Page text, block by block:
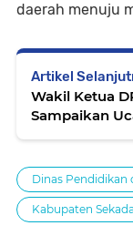
daerah menuju
Artikel
Wakil Ketua
Sampaikan
Dinas Pendidikan
Kabupaten